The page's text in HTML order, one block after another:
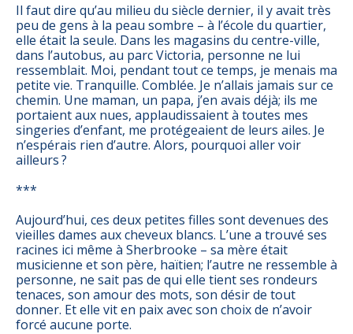
Il faut dire qu’au milieu du siècle dernier, il y avait très
peu de gens à la peau sombre – à l’école du quartier,
elle était la seule. Dans les magasins du centre-ville,
dans l’autobus, au parc Victoria, personne ne lui
ressemblait. Moi, pendant tout ce temps, je menais ma
petite vie. Tranquille. Comblée. Je n’allais jamais sur ce
chemin. Une maman, un papa, j’en avais déjà; ils me
portaient aux nues, applaudissaient à toutes mes
singeries d’enfant, me protégeaient de leurs ailes. Je
n’espérais rien d’autre. Alors, pourquoi aller voir
ailleurs ?
***
Aujourd’hui, ces deux petites filles sont devenues des
vieilles dames aux cheveux blancs. L’une a trouvé ses
racines ici même à Sherbrooke – sa mère était
musicienne et son père, haïtien; l’autre ne ressemble à
personne, ne sait pas de qui elle tient ses rondeurs
tenaces, son amour des mots, son désir de tout
donner. Et elle vit en paix avec son choix de n’avoir
forcé aucune porte.